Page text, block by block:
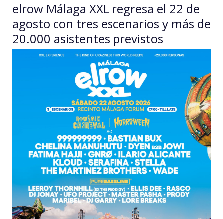
elrow Málaga XXL regresa el 22 de
agosto con tres escenarios y más de
20.000 asistentes previstos